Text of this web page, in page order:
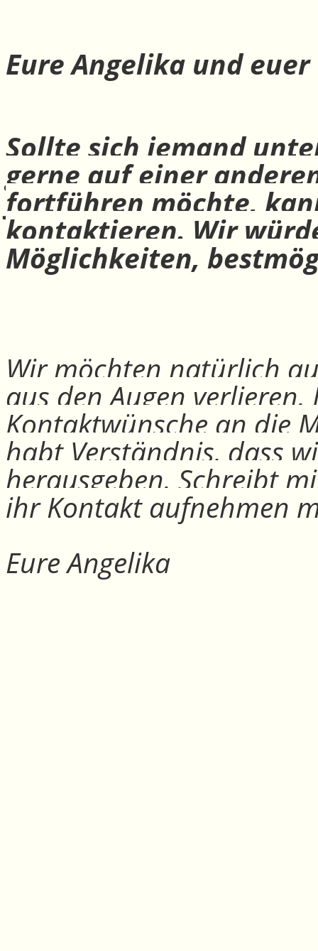
Eure Angelika und
Sollte sich jemand
gerne auf einer
fortführen möchte,
kontaktieren. Wir
Möglichkeiten,
Wir möchten natürlich
aus den Augen
Kontaktwünsche an die
habt Verständnis, dass
herausgeben. Schreibt
ihr Kontakt aufnehmen
Eure Angelika